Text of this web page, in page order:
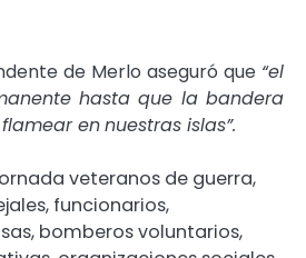
de Merlo aseguró que “el
hasta que la bandera
flamear ennuestras islas”.
veteranos de guerra,
funcionarios,
bomberos voluntarios,